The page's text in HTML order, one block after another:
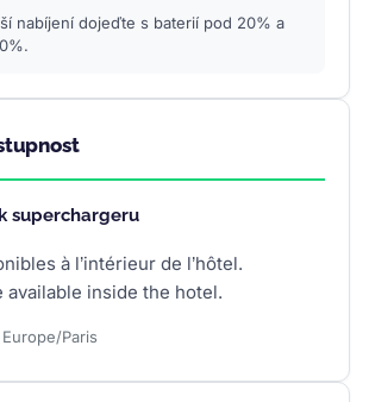
nabíjení dojeďte s baterií pod 20% a
superchargeru
à l’intérieur de l’hôtel.
available inside the hotel.
Europe/Paris